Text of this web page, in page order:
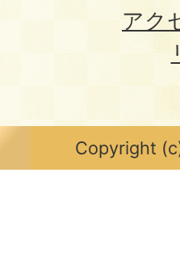
アク
Copyright